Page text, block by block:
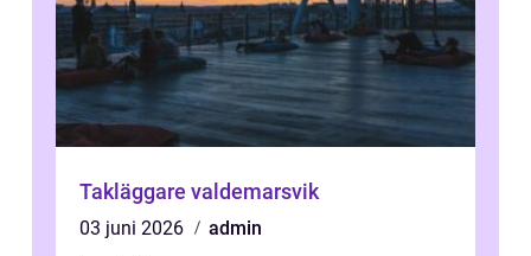
Takläggare valdemarsvik
03 juni 2026
admin